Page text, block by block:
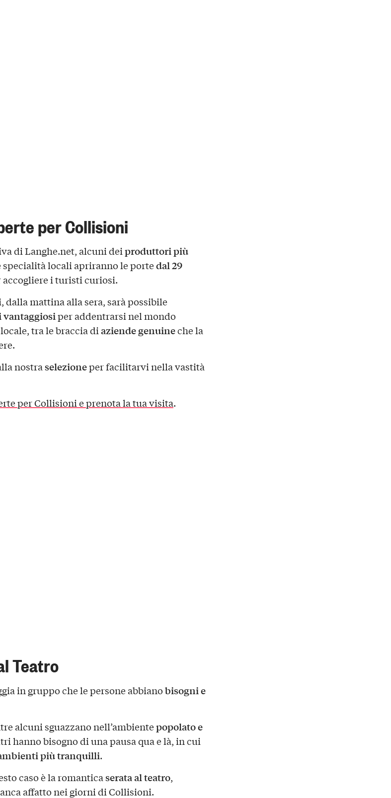
per Collisioni
di Langhe.net, alcuni deiproduttori più
locali apriranno le portedal 29
i turisti curiosi.
dalla mattina alla sera, sarà possibile
vantaggiosiper addentrarsi nel mondo
tra le braccia diaziende genuineche la
nostraselezioneper facilitarvi nella vastità
per Collisioni e prenota la tua visita.
Teatro
in gruppo che le persone abbianobisogni e
alcuni sguazzano nell’ambientepopolato e
hanno bisogno di una pausa qua e là, in cui
più tranquilli.
caso è la romanticaserata al teatro,
affatto nei giorni di Collisioni.